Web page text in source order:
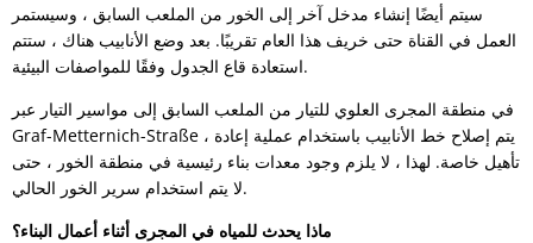
سيتم أيضًا إنشاء مدخل آخر إلى الخور من الملعب السابق ، وسيستمر
العمل في القناة حتى خريف هذا العام تقريبًا. بعد وضع الأنابيب هناك ، ستتم
استعادة قاع الجدول وفقًا للمواصفات البيئية.
في منطقة المجرى العلوي للتيار من الملعب السابق إلى مواسير التيار عبر
Graf-Metternich-Straße ، يتم إصلاح خط الأنابيب باستخدام عملية إعادة
تأهيل خاصة. لهذا ، لا يلزم وجود معدات بناء رئيسية في منطقة الخور ، حتى
لا يتم استخدام سرير الخور الحالي.
ماذا يحدث للمياه في المجرى أثناء أعمال البناء؟